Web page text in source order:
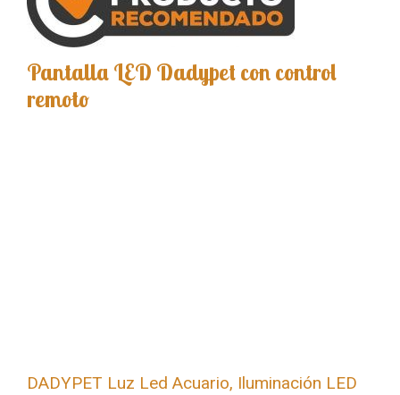
Pantalla LED Dadypet con control
remoto
DADYPET Luz Led Acuario, Iluminación LED